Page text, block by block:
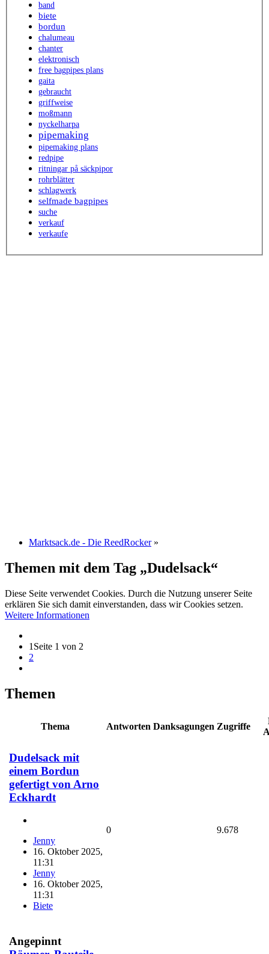
band
biete
bordun
chalumeau
chanter
elektronisch
free bagpipes plans
gaita
gebraucht
griffweise
moßmann
nyckelharpa
pipemaking
pipemaking plans
redpipe
ritningar på säckpipor
rohrblätter
schlagwerk
selfmade bagpipes
suche
verkauf
verkaufe
Marktsack.de - Die ReedRocker »
Themen mit dem Tag „Dudelsack“
Diese Seite verwendet Cookies. Durch die Nutzung unserer Seite
erklären Sie sich damit einverstanden, dass wir Cookies setzen.
Weitere Informationen
1 Seite 1 von 2
2
Themen
Thema Antworten Danksagungen Zugriffe
Dudelsack mit
einem Bordun
gefertigt von Arno
Eckhardt
Jenny
16. Oktober 2025,
11:31
Jenny
16. Oktober 2025,
11:31
Biete
0 9.678
Angepinnt